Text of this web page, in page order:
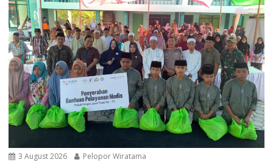
3 August 2026 Pelopor Wiratama